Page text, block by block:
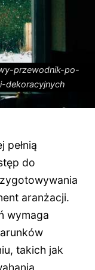
przewodnik-po-
dekoracyjnych
pełnią
do
aranżacji.
wymaga
takich jak